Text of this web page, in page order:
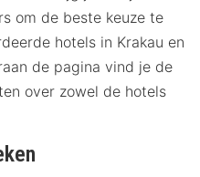
om de beste keuze te
hotels in Krakau en
de pagina vind je de
over zowel de hotels